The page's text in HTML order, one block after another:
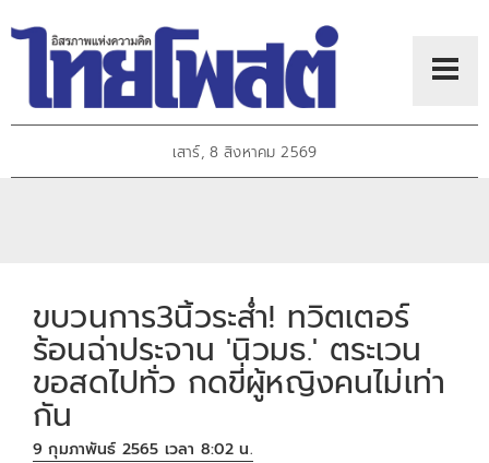
เสาร์, 8 สิงหาคม 2569
ขบวนการ3นิ้วระส่ำ! ทวิตเตอร์
ร้อนฉ่าประจาน 'นิวมธ.' ตระเวน
ขอสดไปทั่ว กดขี่ผู้หญิงคนไม่เท่า
กัน
9 กุมภาพันธ์ 2565 เวลา 8:02 น.